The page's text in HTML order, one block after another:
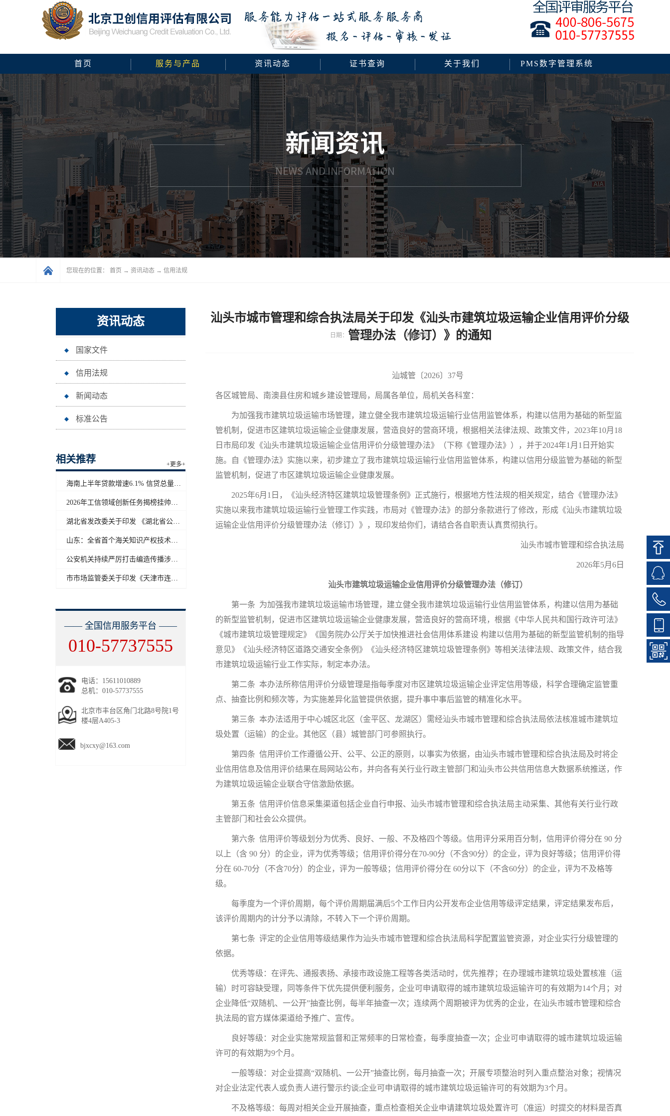
首页 服务与产品 资讯动态 证书查询 关于我们 PMS数字管理系统
您现在的位置： 首页 → 资讯动态 → 信用法规
资讯动态
国家文件
信用法规
新闻动态
标准公告
相关推荐 +更多+
海南上半年贷款增速6.1% 信贷总量保持合理平稳增长
2026年工信领域创新任务揭榜挂帅工作启动
湖北省发改委关于印发 《湖北省公共信用信息目录（2026年版）》的通知
山东：全省首个海关知识产权技术调查官制度落地济南自贸片区
公安机关持续严厉打击编造传播涉汛涉灾网络谣言
市市场监管委关于印发《天津市连锁企业食品经营许可“先证后核”信用承诺审批实施办法》的通知
—— 全国信用服务平台 ——
010-57737555
电话：15611010889
总机：010-57737555
北京市丰台区角门北路8号院1号
楼4层A405-3
bjxcxy@163.com
汕头市城市管理和综合执法局关于印发《汕头市建筑垃圾运输企业信用评价分级
管理办法（修订）》的通知
日期： 2026-05-13 浏览次数：
汕城管〔2026〕37号
各区城管局、南澳县住房和城乡建设管理局，局属各单位，局机关各科室：
为加强我市建筑垃圾运输市场管理，建立健全我市建筑垃圾运输行业信用监管体系，构建以信用为基础的新型监
管机制，促进市区建筑垃圾运输企业健康发展，营造良好的营商环境，根据相关法律法规、政策文件，2023年10月18
日市局印发《汕头市建筑垃圾运输企业信用评价分级管理办法》（下称《管理办法》），并于2024年1月1日开始实
施。自《管理办法》实施以来，初步建立了我市建筑垃圾运输行业信用监管体系，构建以信用分级监管为基础的新型
监管机制，促进了市区建筑垃圾运输企业健康发展。
2025年6月1日，《汕头经济特区建筑垃圾管理条例》正式施行，根据地方性法规的相关规定，结合《管理办法》
实施以来我市建筑垃圾运输行业管理工作实践，市局对《管理办法》的部分条款进行了修改，形成《汕头市建筑垃圾
运输企业信用评价分级管理办法（修订）》，现印发给你们，请结合各自职责认真贯彻执行。
汕头市城市管理和综合执法局
2026年5月6日
汕头市建筑垃圾运输企业信用评价分级管理办法（修订）
第一条 为加强我市建筑垃圾运输市场管理，建立健全我市建筑垃圾运输行业信用监管体系，构建以信用为基础
的新型监管机制，促进市区建筑垃圾运输企业健康发展，营造良好的营商环境，根据《中华人民共和国行政许可法》
《城市建筑垃圾管理规定》《国务院办公厅关于加快推进社会信用体系建设 构建以信用为基础的新型监管机制的指导
意见》《汕头经济特区道路交通安全条例》《汕头经济特区建筑垃圾管理条例》等相关法律法规、政策文件，结合我
市建筑垃圾运输行业工作实际，制定本办法。
第二条 本办法所称信用评价分级管理是指每季度对市区建筑垃圾运输企业评定信用等级，科学合理确定监管重
点、抽查比例和频次等，为实施差异化监管提供依据，提升事中事后监管的精准化水平。
第三条 本办法适用于中心城区北区（金平区、龙湖区）需经汕头市城市管理和综合执法局依法核准城市建筑垃
圾处置（运输）的企业。其他区（县）城管部门可参照执行。
第四条 信用评价工作遵循公开、公平、公正的原则，以事实为依据，由汕头市城市管理和综合执法局及时将企
业信用信息及信用评价结果在局网站公布，并向各有关行业行政主管部门和汕头市公共信用信息大数据系统推送，作
为建筑垃圾运输企业联合守信激励依据。
第五条 信用评价信息采集渠道包括企业自行申报、汕头市城市管理和综合执法局主动采集、其他有关行业行政
主管部门和社会公众提供。
第六条 信用评价等级划分为优秀、良好、一般、不及格四个等级。信用评分采用百分制，信用评价得分在 90 分
以上（含 90 分）的企业，评为优秀等级；信用评价得分在70-90分（不含90分）的企业，评为良好等级；信用评价得
分在 60-70分（不含70分）的企业，评为一般等级；信用评价得分在 60分以下（不含60分）的企业，评为不及格等
级。
每季度为一个评价周期，每个评价周期届满后5个工作日内公开发布企业信用等级评定结果，评定结果发布后，
该评价周期内的计分予以清除，不转入下一个评价周期。
第七条 评定的企业信用等级结果作为汕头市城市管理和综合执法局科学配置监管资源，对企业实行分级管理的
依据。
优秀等级：在评先、通报表扬、承接市政设施工程等各类活动时，优先推荐；在办理城市建筑垃圾处置核准（运
输）时可容缺受理，同等条件下优先提供便利服务，企业可申请取得的城市建筑垃圾运输许可的有效期为14个月；对
企业降低“双随机、一公开”抽查比例，每半年抽查一次；连续两个周期被评为优秀的企业，在汕头市城市管理和综合
执法局的官方媒体渠道给予推广、宣传。
良好等级：对企业实施常规监督和正常频率的日常检查，每季度抽查一次；企业可申请取得的城市建筑垃圾运输
许可的有效期为9个月。
一般等级：对企业提高“双随机、一公开”抽查比例，每月抽查一次；开展专项整治时列入重点整治对象；视情况
对企业法定代表人或负责人进行警示约谈;企业可申请取得的城市建筑垃圾运输许可的有效期为3个月。
不及格等级：每周对相关企业开展抽查，重点检查相关企业申请建筑垃圾处置许可（准运）时提交的材料是否真